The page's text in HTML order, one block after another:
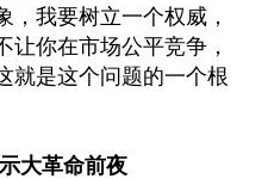
，我要树立一个权威，
让你在市场公平竞争，
就是这个问题的一个根
大革命前夜